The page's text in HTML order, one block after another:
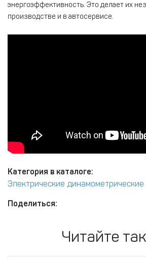
энергоэффективность. Это делает их
производстве и в автосервисе.
Категория в каталоге:
Электрические динамометрические
Поделиться:
Читайте